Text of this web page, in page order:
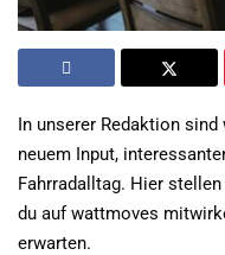
In unserer Redaktion
neuem Input,
Fahrradalltag. Hier
du auf wattmoves
erwarten.